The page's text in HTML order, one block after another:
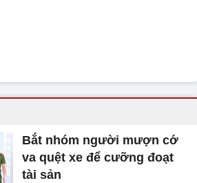
Bắt nhóm người mượn cớ
va quệt xe để cưỡng đoạt
tài sản